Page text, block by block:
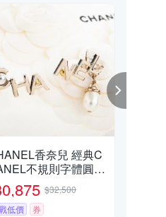
香奈兒 經典C
不規則字體圓形
珠造型穿式耳環 (金
$32,500
低價
券